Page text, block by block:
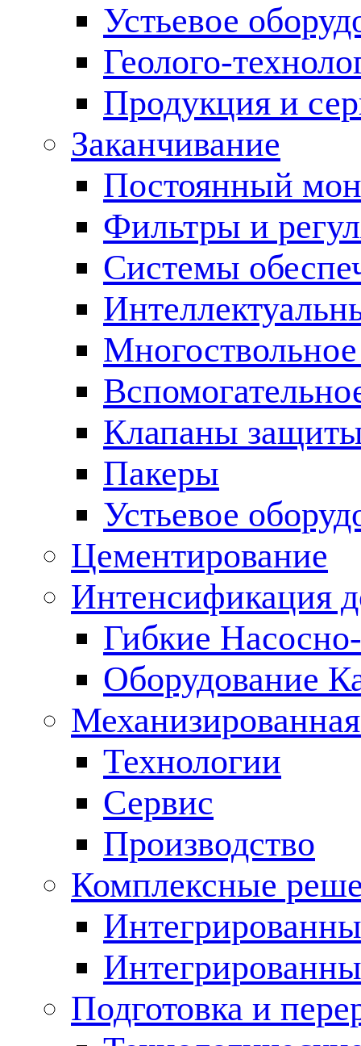
Устьевое
Геолого-
Продукция и
Заканчивание
Постоянный
Фильтры и
Cистемы
Клапаны
Пакеры
Устьевое
Цементирование
Интенсификация
Гибкие
Оборудование
Технологии
Сервис
Производство
Комплексные
Подготовка и